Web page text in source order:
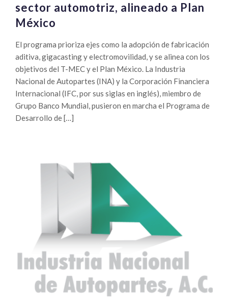
sector automotriz, alineado a Plan
México
El programa prioriza ejes como la adopción de fabricación
aditiva, gigacasting y electromovilidad, y se alinea con los
objetivos del T-MEC y el Plan México. La Industria
Nacional de Autopartes (INA) y la Corporación Financiera
Internacional (IFC, por sus siglas en inglés), miembro de
Grupo Banco Mundial, pusieron en marcha el Programa de
Desarrollo de […]